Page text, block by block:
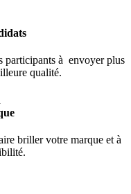
participants à envoyer plus
qualité.
briller votre marque et à